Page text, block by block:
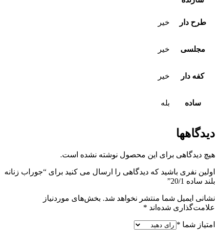
طرح دار خیر
مجلسی خیر
کفه دار خیر
ساده بله
دیدگاهها
هیچ دیدگاهی برای این محصول نوشته نشده است.
اولین نفری باشید که دیدگاهی را ارسال می کنید برای “جوراب زنانه
بلند ساده 20/1”
نشانی ایمیل شما منتشر نخواهد شد. بخش‌های موردنیاز
علامت‌گذاری شده‌اند *
امتیاز شما *